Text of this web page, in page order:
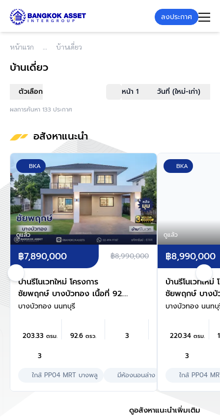
ลงประกาศ
หน้าแรก บ้านเดี่ยว
บ้านเดี่ยว
ตัวเลือก หน้า 1 วันที่ (ใหม่-เก่า)
ผลการค้นหา 133 ประกาศ
อสังหาแนะนำ
BKA
ดูแล้ว
฿7,890,000 ฿8,990,000
บ้านรีโนเวทใหม่ โครงการ
ชัยพฤกษ์ บางบัวทอง เนื้อที่ 92.6
ตร.ว. พื้นที่ใช้สอย 203.33 ตร.ม.
ฟังก์ชัน 4 ห้องนอน 3 ห้องน้ำ
โครงการครบครัน ทำเลติดถนน
บางกรวย-ไทรน้อย เชื่อมต่อถนน
ลล์ และรถไฟฟ้าสายสีม่วง "สถานี
บางพลู"
บางบัวทอง นนทบุรี
203.33 ตรม. 92.6ตรว. 3
3
ใกล้ PP04 MRT บางพลู มีห้องนอนล่าง เลี้ยงสัตว์ได้
BKA
ดูแล้ว
฿8,990,000
บ้านรีโนเวทใหม่
ชัยพฤกษ์ บางบั
ตร.ว. พื้นที่ใช้ส
ฟังก์ชัน 4 ห้อ
โครงการครบค
บางกรวย-ไท
ลล์ และรถไฟฟ้
บางพลู"
บางบัวทอง นนทบุ
220.34 ตรม.
3
ใกล้ PP04
ดูอสังหาแนะนำเพิ่มเติม